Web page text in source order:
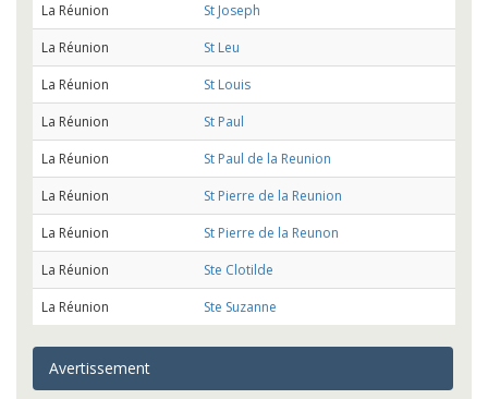
La Réunion
St Joseph
La Réunion
St Leu
La Réunion
St Louis
La Réunion
St Paul
La Réunion
St Paul de la Reunion
La Réunion
St Pierre de la Reunion
La Réunion
St Pierre de la Reunon
La Réunion
Ste Clotilde
La Réunion
Ste Suzanne
Avertissement